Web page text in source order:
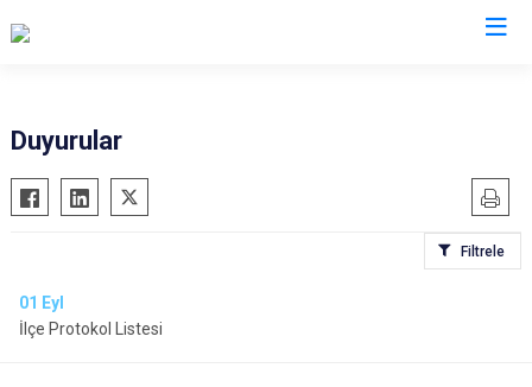
Aşkale
Çat
Horasan
Aziziye
Duyurular
Filtrele
01 Eyl
İlçe Protokol Listesi